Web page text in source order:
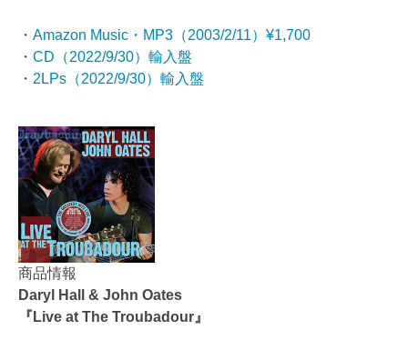
・ Amazon Music・MP3（2003/2/11）¥1,700
・ CD（2022/9/30）輸入盤
・ 2LPs（2022/9/30）輸入盤
商品情報
Daryl Hall & John Oates
『Live at The Troubadour』